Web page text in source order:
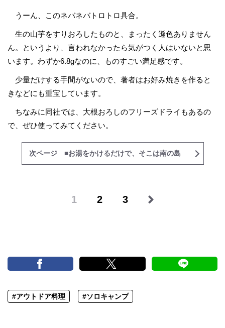
うーん、このネバネバトロトロ具合。
生の山芋をすりおろしたものと、まったく遜色ありません
ん。というより、言われなかったら気がつく人はいないと思
います。わずか6.8gなのに、ものすごい満足感です。
少量だけする手間がないので、著者はお好み焼きを作ると
きなどにも重宝しています。
ちなみに同社では、大根おろしのフリーズドライもあるの
で、ぜひ使ってみてください。
次ページ ■お湯をかけるだけで、そこは南の島
1 2 3
#アウトドア料理 #ソロキャンプ